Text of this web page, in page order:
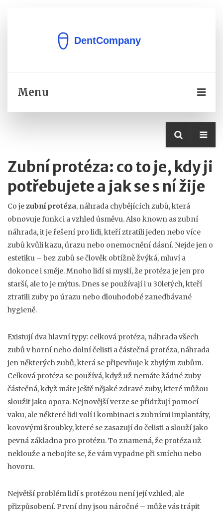
Menu
Zubní protéza: co to je, kdy ji
potřebujete a jak se s ní žije
Co jezubní protéza, náhrada chybějících zubů, která
obnovuje funkci a vzhled úsměvu. Also known aszubní
náhrada, it je řešení pro lidi, kteří ztratili jeden nebo více
zubů kvůli kazu, úrazu nebo onemocnění dásní. Nejde jen o
estetiku – bez zubů se člověk obtížně žvýká, mluví a
dokonce i směje. Mnoho lidí si myslí, že protéza je jen pro
starší, ale to je mýtus. Dnes se používají i u 30letých, kteří
ztratili zuby po úrazu nebo dlouhodobé zanedbávané
hygieně.
Existují dva hlavní typy: celková protéza, náhrada všech
zubů v horní nebo dolní čelisti ačástečná protéza, náhrada
jen některých zubů, která se připevňuje k zbylým zubům.
Celková protéza se používá, když už nemáte žádné zuby –
částečná, když máte ještě nějaké zdravé zuby, které můžou
sloužit jako opora. Nejnovější verze se přidržují pomocí
vaku, ale některé lidi volí i kombinaci szubními implantáty,
kovovými šroubky, které se zasazují do čelisti a slouží jako
pevná základna pro protézu. To znamená, že protéza už
neklouže a nebojíte se, že vám vypadne při smíchu nebo
hovoru.
Největší problém lidí s protézou není její vzhled, ale
přizpůsobení. První dny jsou náročné – může vás trápit